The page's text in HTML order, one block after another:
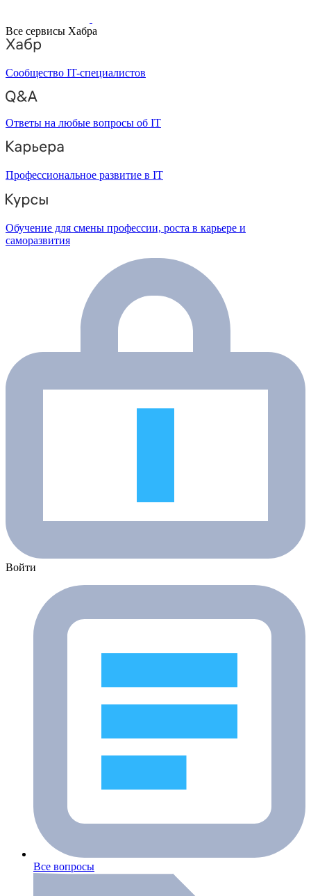
Все сервисы Хабра
Сообщество IT-специалистов
Ответы на любые вопросы об IT
Профессиональное развитие в IT
Обучение для смены профессии, роста в карьере и
саморазвития
Войти
Все вопросы